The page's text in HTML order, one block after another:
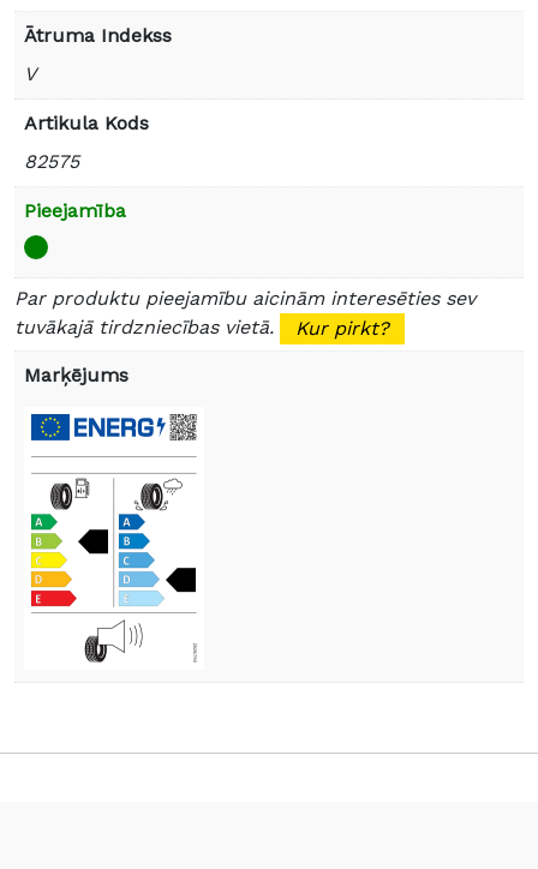
Ātruma Indekss
V
Artikula Kods
82575
Pieejamība
Par produktu pieejamību aicinām interesēties sev
tuvākajā tirdzniecības vietā.
Kur pirkt?
Marķējums